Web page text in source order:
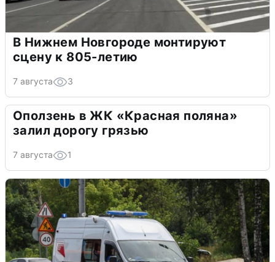
В Нижнем Новгороде монтируют
сцену к 805-летию
7 августа 3
Оползень в ЖК «Красная поляна»
залил дорогу грязью
7 августа 1